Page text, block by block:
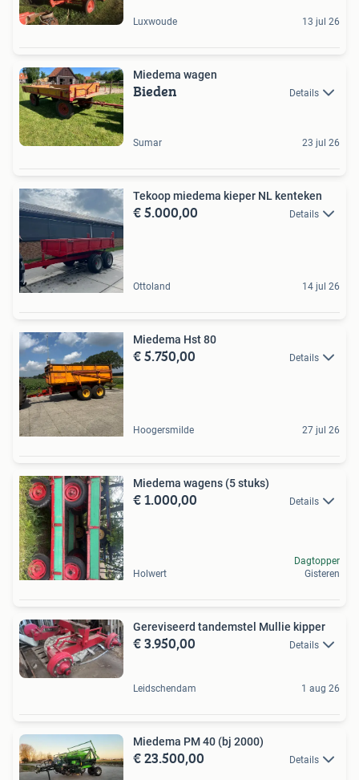
Luxwoude 13 jul 26
Miedema wagen
Bieden Details
Sumar 23 jul 26
Tekoop miedema kieper NL kenteken
€ 5.000,00 Details
Ottoland 14 jul 26
Miedema Hst 80
€ 5.750,00 Details
Hoogersmilde 27 jul 26
Miedema wagens (5 stuks)
€ 1.000,00 Details
Holwert
Dagtopper
Gisteren
Gereviseerd tandemstel Mullie kipper
€ 3.950,00 Details
Leidschendam 1 aug 26
Miedema PM 40 (bj 2000)
€ 23.500,00 Details